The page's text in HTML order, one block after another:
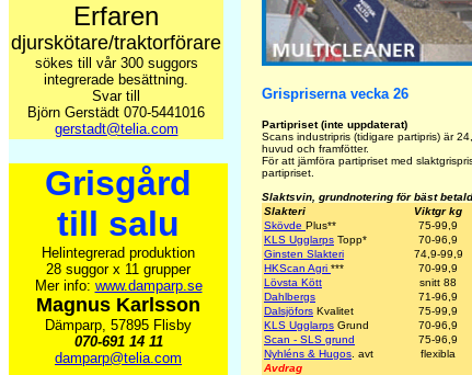
Erfaren
djurskötare/traktorförare
sökes till vår 300 suggors
integrerade besättning.
Svar till
Björn Gerstädt 070-5441016
gerstadt@telia.com
Grisgård
till salu
Helintegrerad produktion
28 suggor x 11 grupper
Mer info: www.damparp.se
Magnus Karlsson
Dämparp, 57895 Flisby
070-691 14 11
damparp@telia.com
Grispriserna vecka 26
Partipriset (inte uppdaterat)
Scans industripris (tidigare partipris) är
huvud och framfötter.
För att jämföra partipriset med
partipriset.
Slaktsvin, grundnotering för bäst
Slakteri
Viktgr kg
Skövde Plus** 75-99,9
KLS Ugglarps Topp* 70-96,9
Ginsten Slakteri
74,9-99,9
HKScan Agri *** 70-99,9
Lövsta Kött
snitt 88
Dahlbergs
71-96,9
Dalsjöfors Kvalitet 75-99,9
KLS Ugglarps Grund 70-96,9
Scan - SLS grund
75-96,9
Nyhléns & Hugos . avt flexibla
Avdrag